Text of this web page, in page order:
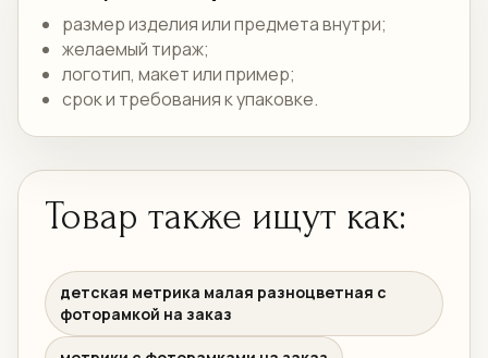
размер изделия или предмета внутри;
желаемый тираж;
логотип, макет или пример;
срок и требования к упаковке.
Товар также ищут как:
детская метрика малая разноцветная с
фоторамкой на заказ